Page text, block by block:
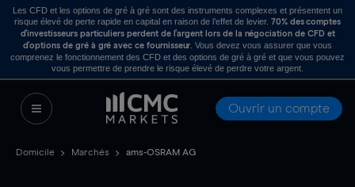
Les CFD et les options de gré à gré sont des instruments complexes et présentent un
risque élevé de perte rapide en capital en raison de l’effet de levier. 70% des comptes
d’investisseurs particuliers perdent de l’argent lors de la négociation de CFD et
d’options de gré à gré avec ce fournisseur . Vous devez vous assurer que vous
comprenez le fonctionnement des CFD et des options de gré à gré et que vous pouvez
vous permettre de prendre le risque élevé de perdre votre argent.
Ouvrir un compte
Domicile Marchés ams-OSRAM AG